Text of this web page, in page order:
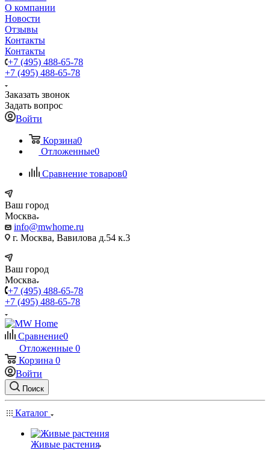
О компании
Новости
Отзывы
Контакты
Контакты
+7 (495) 488-65-78
+7 (495) 488-65-78
Заказать звонок
Задать вопрос
Войти
Корзина0
Отложенные0
Сравнение товаров0
Ваш город
Москва
info@mwhome.ru
г. Москва, Вавилова д.54 к.3
Ваш город
Москва
+7 (495) 488-65-78
+7 (495) 488-65-78
Сравнение0
Отложенные 0
Корзина 0
Войти
Поиск
Каталог
Живые растения